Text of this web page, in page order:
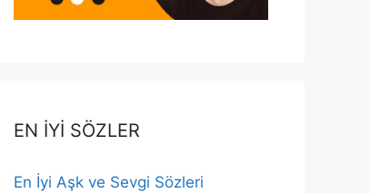
EN İYİ SÖZLER
En İyi Aşk ve Sevgi Sözleri